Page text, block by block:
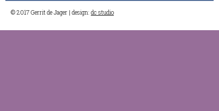
© 2017 Gerrit de Jager | design: dc studio